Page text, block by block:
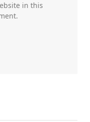
in this